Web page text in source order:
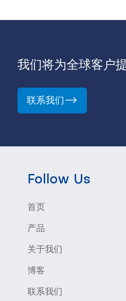
我们将为全球客户
联系我们
Follow Us
首页
产品
关于我们
博客
联系我们